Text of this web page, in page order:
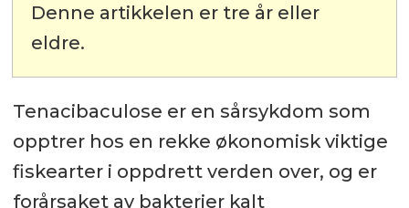
Denne artikkelen er tre år eller
eldre.
Tenacibaculose er en sårsykdom som
opptrer hos en rekke økonomisk viktige
fiskearter i oppdrett verden over, og er
forårsaket av bakterier kalt